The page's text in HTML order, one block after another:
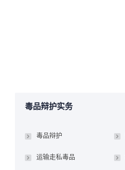
毒品辩护实务
毒品辩护
运输走私毒品